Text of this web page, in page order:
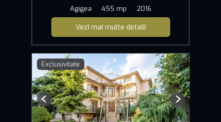
Agigea
455 mp 2016
Vezi mai multe detalii
Exclusivitate
Previous Next